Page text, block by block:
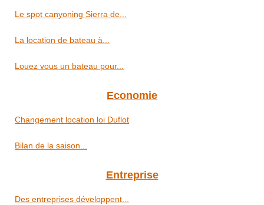
Le spot canyoning Sierra de...
La location de bateau à...
Louez vous un bateau pour...
Economie
Changement location loi Duflot
Bilan de la saison...
Entreprise
Des entreprises développent...